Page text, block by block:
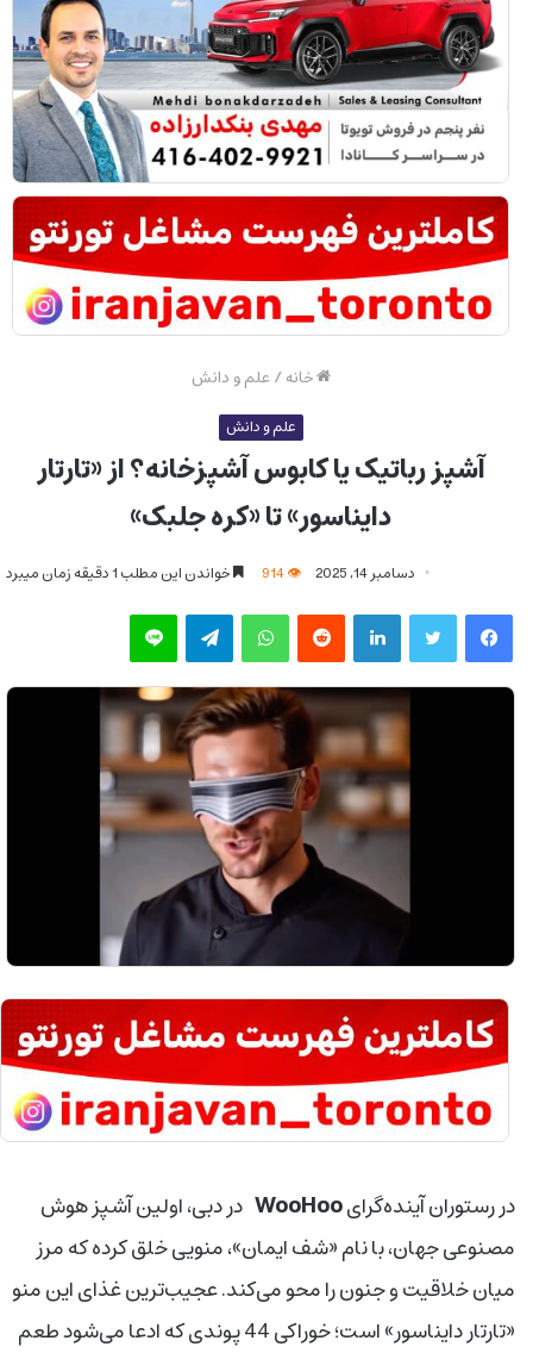
خانه/علم و دانش
علم و دانش
آشپز رباتیک یا کابوس آشپزخانه؟ از «تارتار
دایناسور» تا «کره جلبک»
دسامبر 14, 2025 خواندن این مطلب 1 دقیقه زمان میبرد
فیس بوک توییتر لینکدین‫رددیت واتس آپ تلگرام لاین
در رستوران آینده‌گرایWooHoo در دبی، اولین آشپز هوش
مصنوعی جهان، با نام «شف ایمان»، منویی خلق کرده که مرز
میان خلاقیت و جنون را محو می‌کند. عجیب‌ترین غذای این منو
«تارتار دایناسور» است؛ خوراکی 44 پوندی که ادعا می‌شود طعم